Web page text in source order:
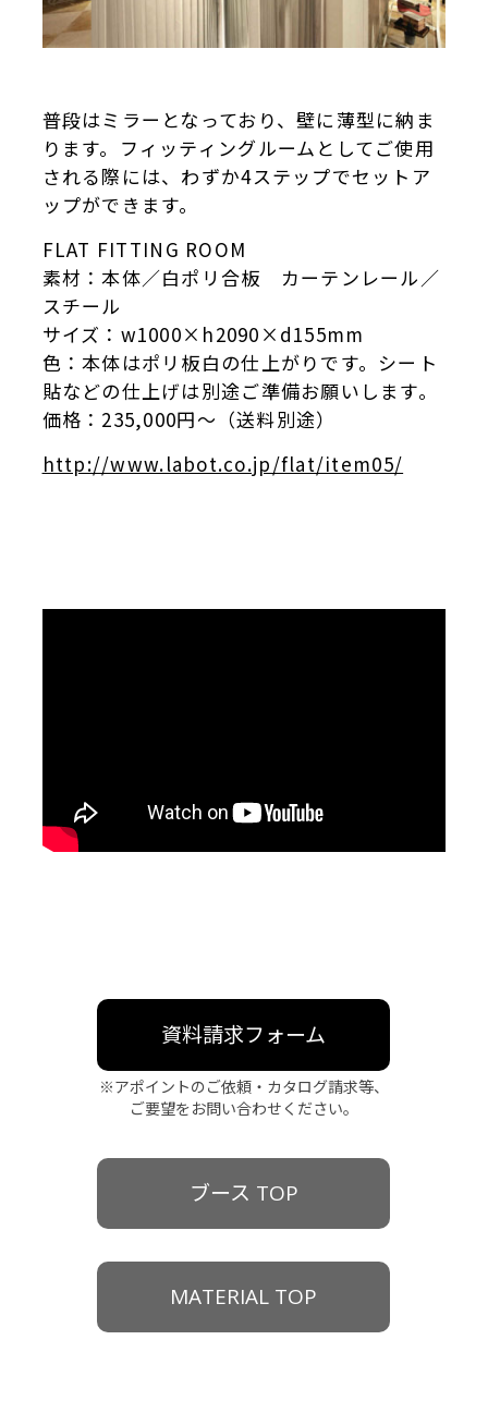
普段はミラーとなっており、壁に薄型に納ま
ります。フィッティングルームとしてご使用
される際には、わずか4ステップでセットア
ップができます。
FLAT FITTING ROOM
素材：本体／白ポリ合板 カーテンレール／
スチール
サイズ：w1000×h2090×d155mm
色：本体はポリ板白の仕上がりです。シート
貼などの仕上げは別途ご準備お願いします。
価格：235,000円〜（送料別途）
http://www.labot.co.jp/flat/item05/
資料請求フォーム
※アポイントのご依頼・カタログ請求等、
ご要望をお問い合わせください。
ブース TOP
MATERIAL TOP